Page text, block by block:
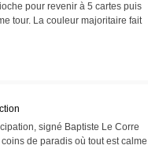
pour revenir à 5 cartes puis
tour. La couleur majoritaire fait
signé Baptiste Le Corre
de paradis où tout est calme